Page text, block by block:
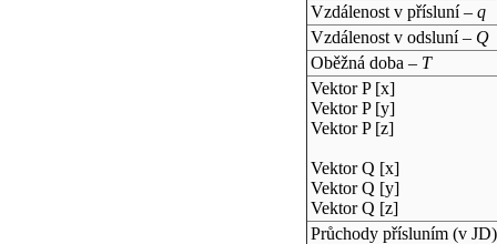
Vzdálenost v přísluní – q
Vzdálenost v odsluní – Q
Oběžná doba – T
Vektor P [x]
Vektor P [y]
Vektor P [z]
Vektor Q [x]
Vektor Q [y]
Vektor Q [z]
Průchody přísluním (v JD)